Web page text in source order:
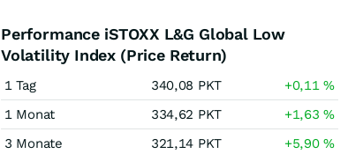
Performance iSTOXX L&G Global Low
Volatility Index (Price Return)
1 Tag 340,08 PKT +0,11%
1 Monat
334,62 PKT +1,63%
3 Monate
321,14 PKT +5,90%